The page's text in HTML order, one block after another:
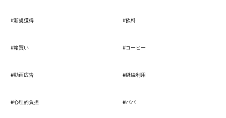
#新規獲得 #飲料
#箱買い #コーヒー
#動画広告 #継続利用
#心理的負担 #パパ